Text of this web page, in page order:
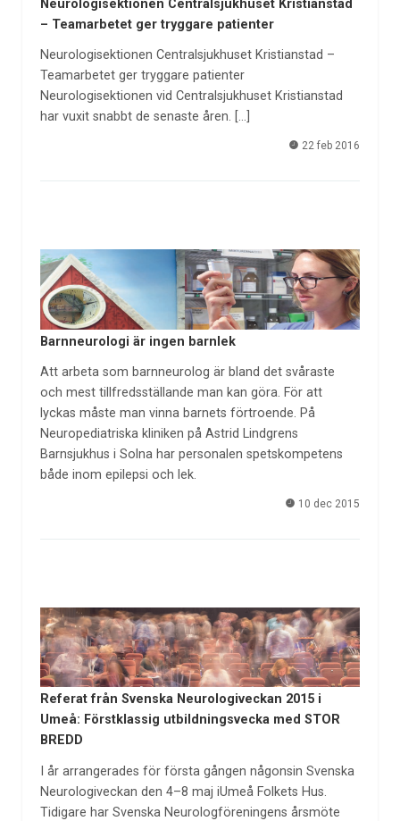
Neurologisektionen Centralsjukhuset Kristianstad
– Teamarbetet ger tryggare patienter
Neurologisektionen Centralsjukhuset Kristianstad –
Teamarbetet ger tryggare patienter
Neurologisektionen vid Centralsjukhuset Kristianstad
har vuxit snabbt de senaste åren. […]
22 feb 2016
Barnneurologi är ingen barnlek
Att arbeta som barnneurolog är bland det svåraste
och mest tillfredsställande man kan göra. För att
lyckas måste man vinna barnets förtroende. På
Neuropediatriska kliniken på Astrid Lindgrens
Barnsjukhus i Solna har personalen spetskompetens
både inom epilepsi och lek.
10 dec 2015
Referat från Svenska Neurologiveckan 2015 i
Umeå: Förstklassig utbildningsvecka med STOR
BREDD
I år arrangerades för första gången någonsin Svenska
Neurologiveckan den 4–8 maj iUmeå Folkets Hus.
Tidigare har Svenska Neurologföreningens årsmöte